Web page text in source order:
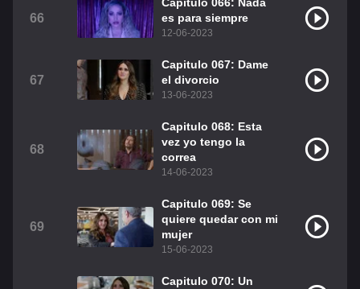
66
Capitulo 066: Nada
es para siempre
12-06-2023
67
Capitulo 067: Dame
el divorcio
13-06-2023
68
Capitulo 068: Esta
vez yo tengo la
correa
14-06-2023
69
Capitulo 069: Se
quiere quedar con mi
mujer
15-06-2023
Capitulo 070: Un